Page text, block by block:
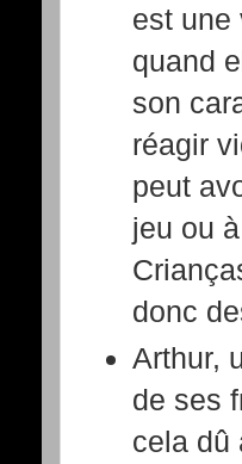
est une
quand
son
réagir
peut
jeu ou
donc
Arthur,
de ses
cela dû